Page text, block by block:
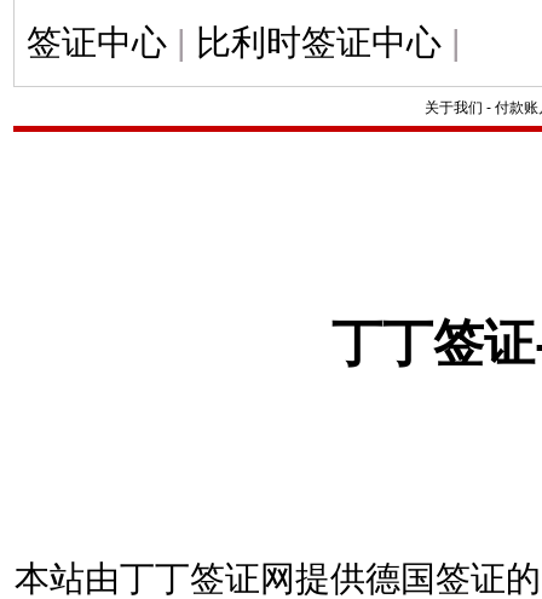
签证中心 | 比利时签证中心 |
关于我们 - 付款账
丁丁签
本站由丁丁签证网提供德国签证